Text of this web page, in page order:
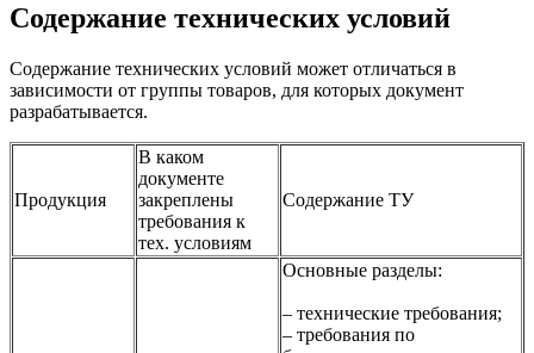
Содержание технических условий
Содержание технических условий может отличаться в
зависимости от группы товаров, для которых документ
разрабатывается.
Продукция
В каком
документе
закреплены
требования к
тех. условиям
Содержание ТУ
Основные разделы:
– технические требования;
– требования по